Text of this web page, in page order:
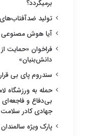
برمیگردد؟
تولید ضدآفتاب‌های
آیا هوش مصنوعی
فراخوان
دانش‌بنیان»
سندروم پای بی
حمله به ورزشگاه
بی‌دفاع و
جهادی کادر
پارک ویژه